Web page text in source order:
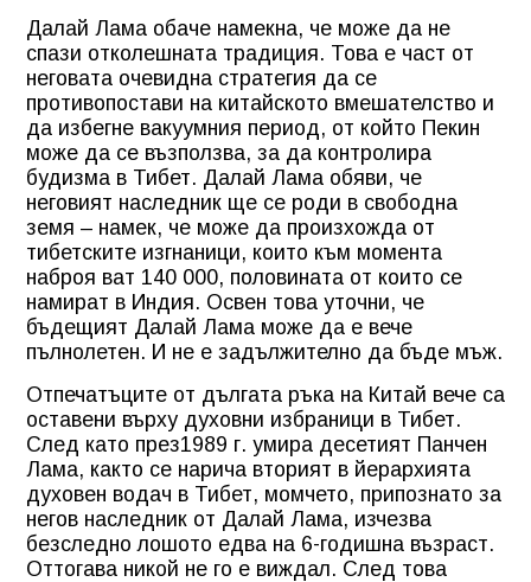
Далай Лама обаче намекна, че може да не
спази отколешната традиция. Това е част от
неговата очевидна стратегия да се
противопостави на китайското вмешателство и
да избегне вакуумния период, от който Пекин
може да се възползва, за да контролира
будизма в Тибет. Далай Лама обяви, че
неговият наследник ще се роди в свободна
земя – намек, че може да произхожда от
тибетските изгнаници, които към момента
наброя ват 140 000, половината от които се
намират в Индия. Освен това уточни, че
бъдещият Далай Лама може да е вече
пълнолетен. И не е задължително да бъде мъж.
Отпечатъците от дългата ръка на Китай вече са
оставени върху духовни избраници в Тибет.
След като през1989 г. умира десетият Панчен
Лама, както се нарича вторият в йерархията
духовен водач в Тибет, момчето, припознато за
негов наследник от Далай Лама, изчезва
безследно лошото едва на 6-годишна възраст.
Оттогава никой не го е виждал. След това